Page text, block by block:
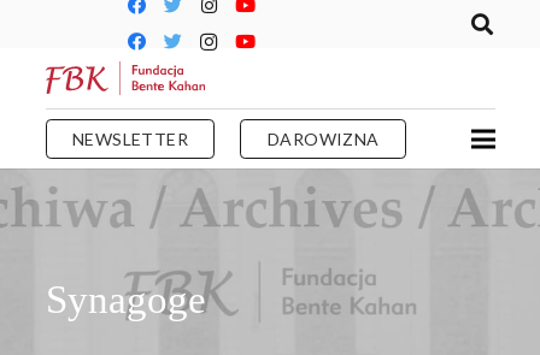
NEWSLETTER DAROWIZNA
Synagoge